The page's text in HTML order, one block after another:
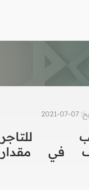
للتاجر
في مقدار